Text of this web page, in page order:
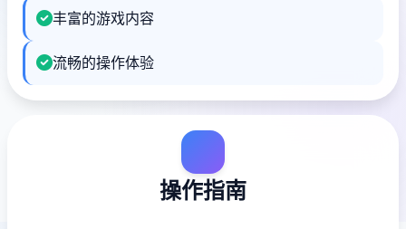
丰富的游戏内容
流畅的操作体验
操作指南